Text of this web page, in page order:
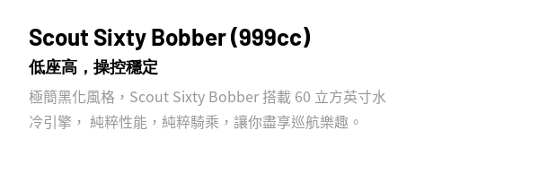
Scout Sixty Bobber (999cc)
低座高，操控穩定
極簡黑化風格，Scout Sixty Bobber 搭載 60 立方英寸水
冷引擎， 純粹性能，純粹騎乘，讓你盡享巡航樂趣。